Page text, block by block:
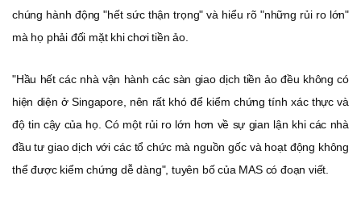
chúng hành động "hết sức thận trọng" và hiểu rõ "những rủi ro lớn"
mà họ phải đối mặt khi chơi tiền ảo.
"Hầu hết các nhà vận hành các sàn giao dịch tiền ảo đều không có
hiện diện ở Singapore, nên rất khó để kiểm chứng tính xác thực và
độ tin cậy của họ. Có một rủi ro lớn hơn về sự gian lận khi các nhà
đầu tư giao dịch với các tổ chức mà nguồn gốc và hoạt động không
thể được kiểm chứng dễ dàng", tuyên bố của MAS có đoạn viết.